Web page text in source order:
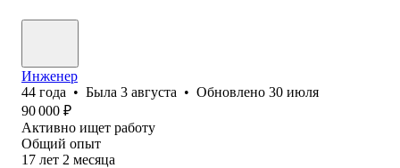
Инженер
44 года • Была 3 августа • Обновлено 30 июля
90 000 ₽
Активно ищет работу
Общий опыт
17 лет 2 месяца